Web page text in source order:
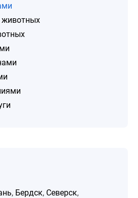
животных
, Бердск, Северск,